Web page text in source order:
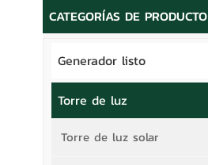
CATEGORÍAS DE PRODUCTO
Generador listo
Torre de luz
Torre de luz solar